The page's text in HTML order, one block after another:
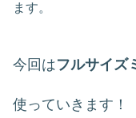
ます。
今回はフルサイズ
使っていきます！